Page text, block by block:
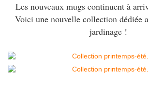
Les nouveaux mugs continuent à
Voici une nouvelle collection dédiée
jardinage !